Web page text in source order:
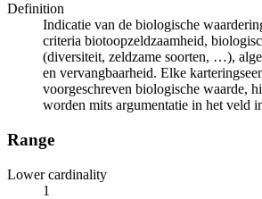
Definition
Indicatie van de biologische
criteria biotoopzeldzaamheid,
(diversiteit, zeldzame soorten, …),
en vervangbaarheid. Elke
voorgeschreven biologische waarde,
worden mits argumentatie in het veld
Range
Lower cardinality
1